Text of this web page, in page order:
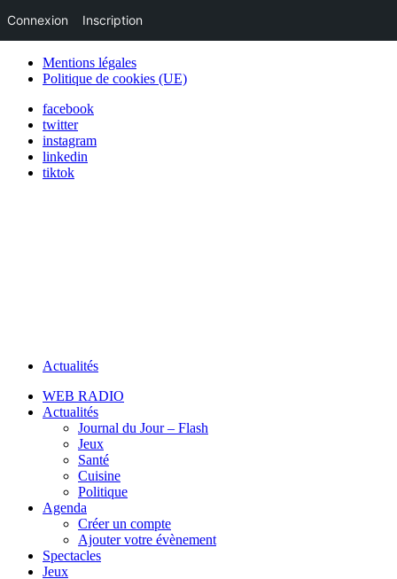
Mentions légales
Politique de cookies (UE)
facebook
twitter
instagram
linkedin
tiktok
Actualités
WEB RADIO
Actualités
Journal du Jour – Flash
Jeux
Santé
Cuisine
Politique
Agenda
Créer un compte
Ajouter votre évènement
Spectacles
Jeux
Connexion Inscription